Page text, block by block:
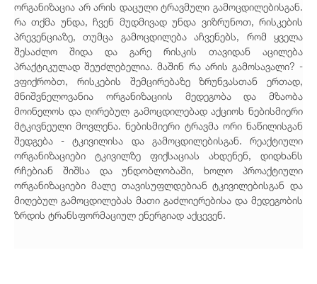
ორგანიზაცია არ არის დაცული ტრავმული გამოცდილებისგან.
რა თქმა უნდა, ჩვენ მუდმივად უნდა ვიზრუნოთ, რისკების
პრევენციაზე, თუმცა გამოცდილება აჩვენებს, რომ ყველა
შესაძლო შიდა და გარე რისკის თავიდან აცილება
პრაქტიკულად შეუძლებელია. მაშინ რა არის გამოსავალი? -
ვფიქრობთ, რისკების შემცირებაზე ზრუნვასთან ერთად,
მნიშვნელოვანია ორგანიზაციის მედეგობა და მზაობა
მოინელოს და ღირებულ გამოცდილებად აქციოს ნებისმიერი
მტკივნეული მოვლენა. ნებისმიერი ტრავმა ორი ნაწილისგან
შედგება - ტკივილისა და გამოცდილებისგან. რეაქტიული
ორგანიზაციები ტკივილზე ფიქსაციას ახდენენ, დიდხანს
რჩებიან შიშსა და უნდობლობაში, ხოლო პროაქტიული
ორგანიზაციები მალე თავისუფლდებიან ტკივილებისგან და
მიღებულ გამოცდილებას მათი გაძლიერებისა და მედეგობის
ზრდის ტრანსფორმაციულ ენერგიად აქცევენ.